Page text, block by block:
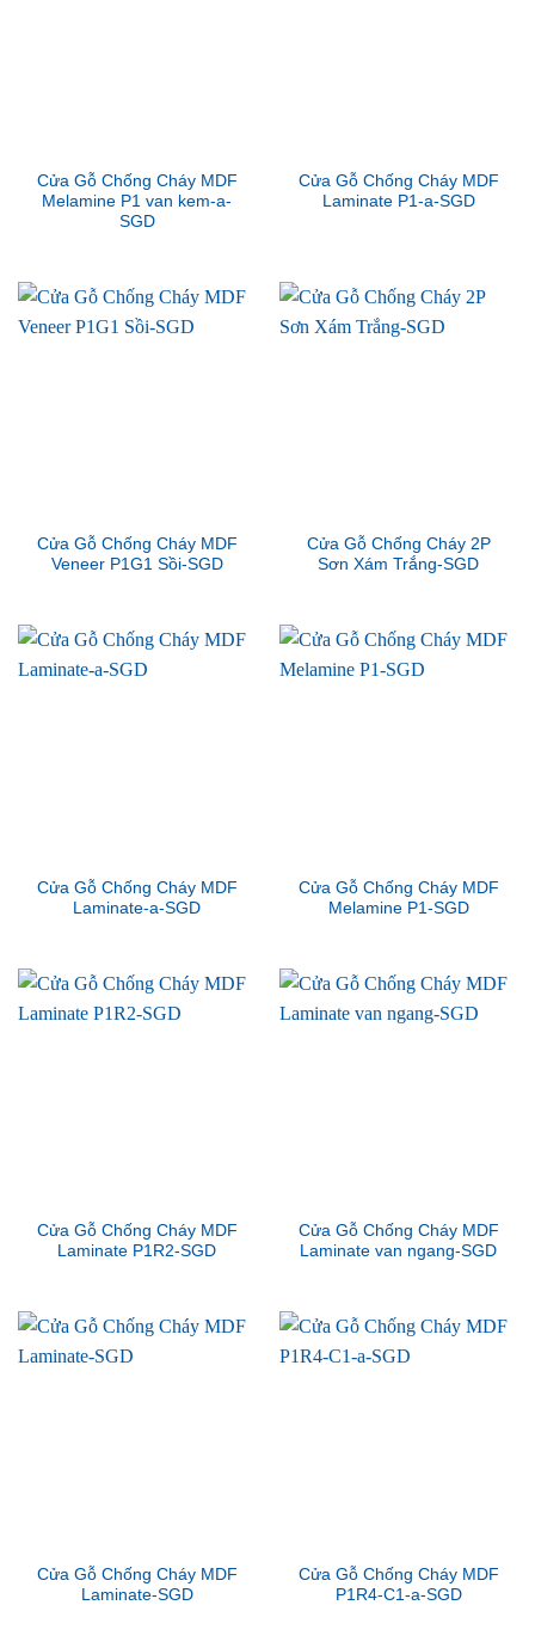
Cửa Gỗ Chống Cháy MDF
Melamine P1 van kem-a-
SGD
Cửa Gỗ Chống Cháy MDF
Laminate P1-a-SGD
Cửa Gỗ Chống Cháy MDF
Veneer P1G1 Sồi-SGD
Cửa Gỗ Chống Cháy 2P
Sơn Xám Trắng-SGD
Cửa Gỗ Chống Cháy MDF
Laminate-a-SGD
Cửa Gỗ Chống Cháy MDF
Melamine P1-SGD
Cửa Gỗ Chống Cháy MDF
Laminate P1R2-SGD
Cửa Gỗ Chống Cháy MDF
Laminate van ngang-SGD
Cửa Gỗ Chống Cháy MDF
Laminate-SGD
Cửa Gỗ Chống Cháy MDF
P1R4-C1-a-SGD